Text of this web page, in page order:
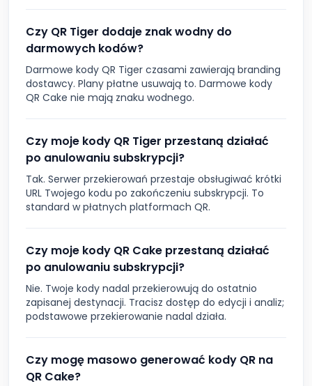
Czy QR Tiger dodaje znak wodny do
darmowych kodów?
Darmowe kody QR Tiger czasami zawierają branding
dostawcy. Plany płatne usuwają to. Darmowe kody
QR Cake nie mają znaku wodnego.
Czy moje kody QR Tiger przestaną działać
po anulowaniu subskrypcji?
Tak. Serwer przekierowań przestaje obsługiwać krótki
URL Twojego kodu po zakończeniu subskrypcji. To
standard w płatnych platformach QR.
Czy moje kody QR Cake przestaną działać
po anulowaniu subskrypcji?
Nie. Twoje kody nadal przekierowują do ostatnio
zapisanej destynacji. Tracisz dostęp do edycji i analiz;
podstawowe przekierowanie nadal działa.
Czy mogę masowo generować kody QR na
QR Cake?